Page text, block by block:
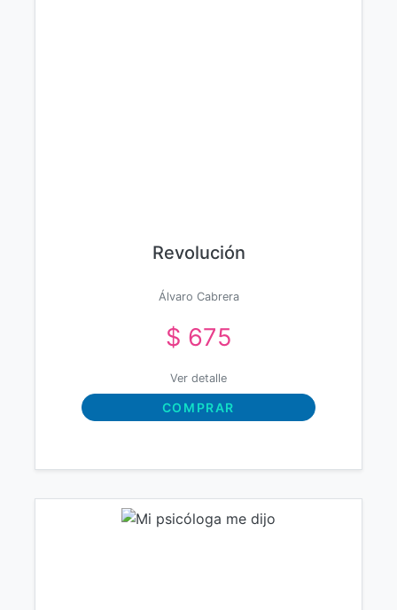
Revolución
Álvaro Cabrera
$ 675
Ver detalle
COMPRAR